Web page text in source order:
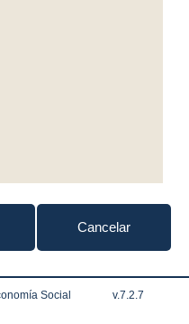
Cancelar
Social v.7.2.7